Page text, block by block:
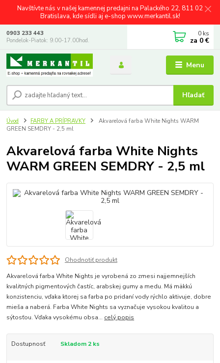
Navštívte nás v našej kamennej predajni na Palackého 22, 811 02
Bratislava, kde sídli aj e-shop www.merkantil.sk!
Menu
Hľadať
0903 233 443
Pondelok-Piatok: 9.00-17.00hod.
0 ks
za 0 €
Úvod FARBY A PRÍPRAVKY
Akvarelová farba White Nights WARM
GREEN SEMDRY - 2,5 ml
Akvarelová farba White Nights
WARM GREEN SEMDRY - 2,5 ml
Ohodnotiť produkt
Akvarelová farba White Nights je vyrobená zo zmesi najjemnejších
kvalitných pigmentových častíc, arabskej gumy a medu. Má mäkkú
konzistenciu, vďaka ktorej sa farba po pridaní vody rýchlo aktivuje, dobre
mieša a naberá. Farba White Nights sa vyznačuje vysokou kvalitou a
sýtosťou. Vďaka vysokému obsa... celý popis
Dostupnosť Skladom 2 ks